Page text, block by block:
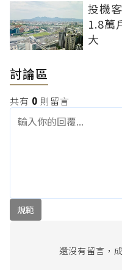
投機
1.8萬
大
討論區
共有 0 則留言
規範
還沒有留言，